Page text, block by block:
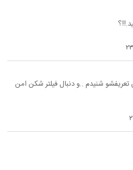
تعریفشو شنیدم ..و دنبال فیلتر شکن امن